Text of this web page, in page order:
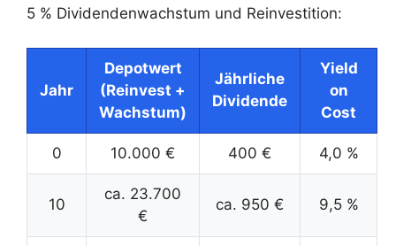
5 % Dividendenwachstum und Reinvestition:
Jahr
Depotwert
(Reinvest +
Wachstum)
Jährliche
Dividende
Yield
on
Cost
0 10.000 € 400 € 4,0 %
10
ca. 23.700
€
ca. 950 € 9,5 %